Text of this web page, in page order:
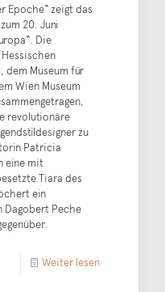
Epoche“ zeigt das
20. Juni
Die
dem Museum für
Wien Museum
revolutionäre
zu
Patricia
eine mit
Tiara des
ein
Dagobert Peche
Weiter lesen